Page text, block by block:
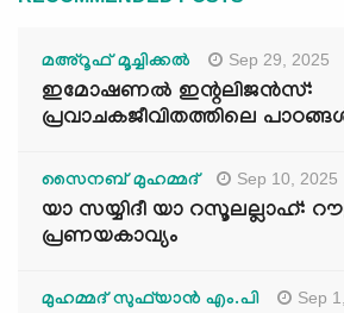
മഅ്റൂഫ് മൂച്ചിക്കല്‍ Sep 29, 2025
ഇമോഷണൽ ഇന്റലിജൻസ്:
പ്രവാചകജീവിതത്തിലെ
സൈനബ് മുഹമ്മദ് Sep 10, 2025
യാ സയ്യിദീ യാ റസൂലല്ലാഹ്:
പ്രണയകാവ്യം
മുഹമ്മദ് സുഫ്‌യാൻ എം.പി Sep